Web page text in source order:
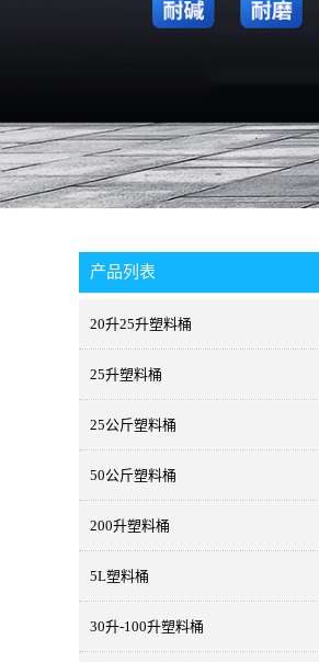
产品列表
20升25升塑料桶
25升塑料桶
25公斤塑料桶
50公斤塑料桶
200升塑料桶
5L塑料桶
30升-100升塑料桶